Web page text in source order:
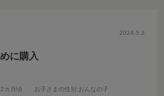
2024.5.3
に購入
カ月頃 お子さまの性別 :おんなの子